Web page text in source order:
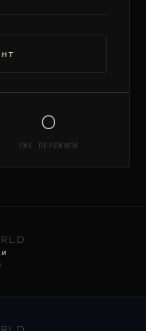
0
УЖЕ ПЕРЕЖИЛИ